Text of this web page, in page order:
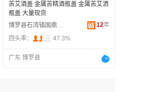
苦艾酒盖 金属苦精酒瓶盖 金属苦艾洒
瓶盖 大量现货
博罗县石湾镇国鼎五金加工厂
12年
回头率：
47.3%
广东 博罗县